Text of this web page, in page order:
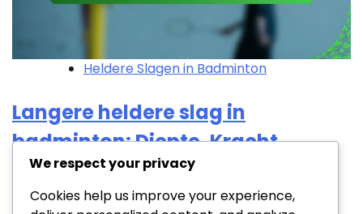
Heldere Slagen in Badminton
Langere heldere slag in
badminton: Diepte, Kracht,
Uitvoering
We respect your privacy
Cookies help us improve your experience,